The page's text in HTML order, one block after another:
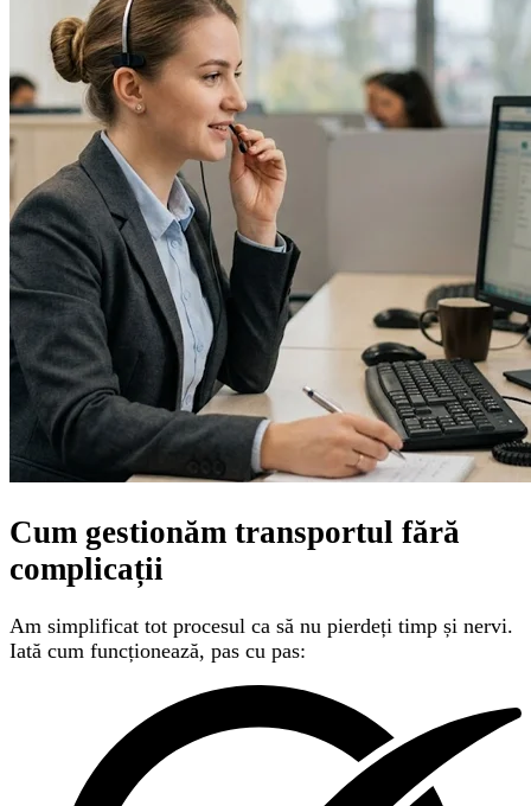
Cum gestionăm transportul fără
complicații
Am simplificat tot procesul ca să nu pierdeți timp și nervi.
Iată cum funcționează, pas cu pas: